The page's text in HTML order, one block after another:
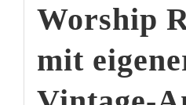
Worship
mit